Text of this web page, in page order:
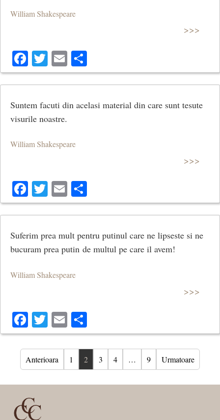
William Shakespeare
>>>
Facebook
Twitter
Email
Suntem facuti din acelasi material din care sunt tesute
visurile noastre.
William Shakespeare
>>>
Facebook
Twitter
Email
Suferim prea mult pentru putinul care ne lipseste si ne
bucuram prea putin de multul pe care il avem!
William Shakespeare
>>>
Facebook
Twitter
Email
Anterioara 1 2 3 4 … 9 Urmatoare